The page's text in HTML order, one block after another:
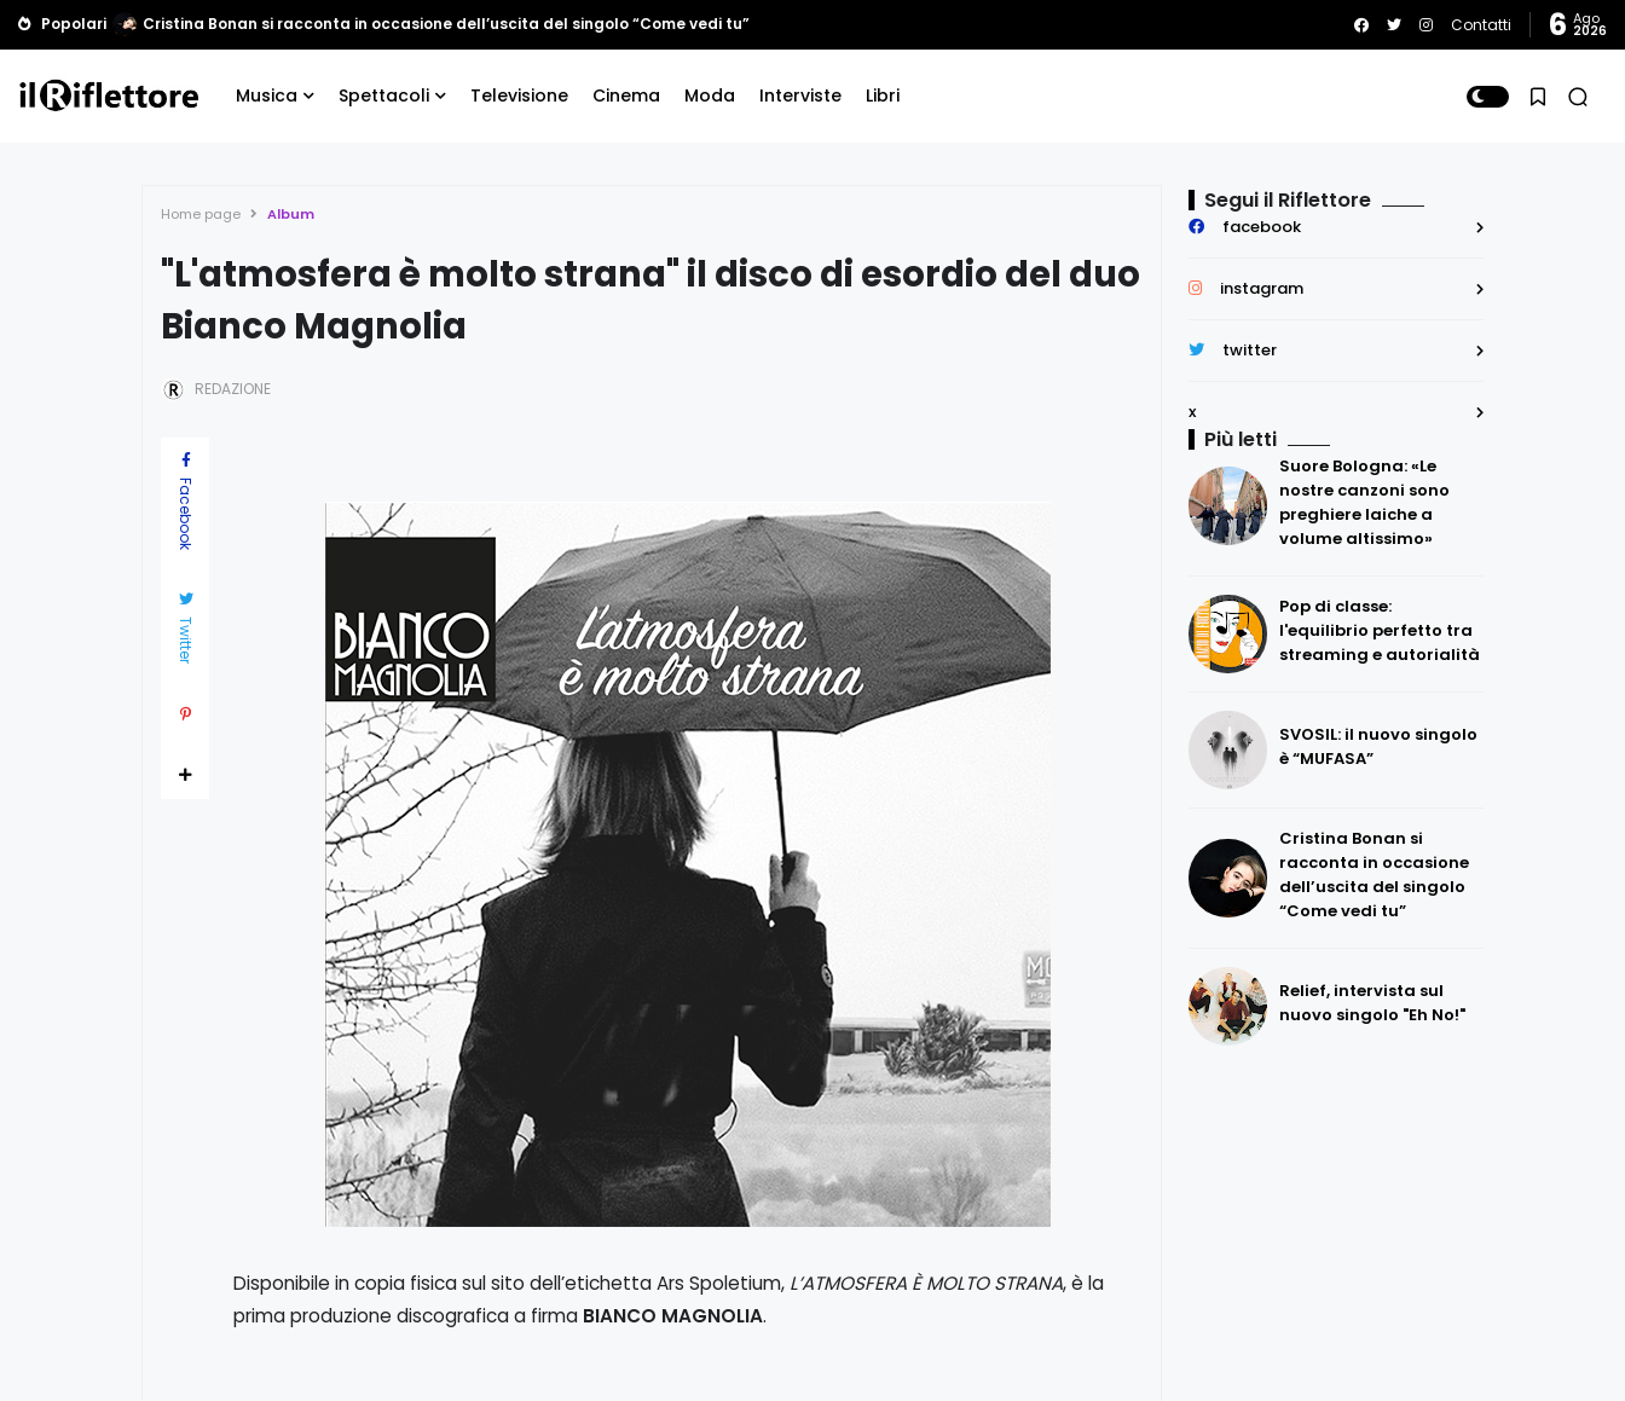
Popolari Cristina Bonan si racconta in occasione dell’uscita del singolo “Come vedi tu” Contatti 6 Ago
2026
Musica Spettacoli Televisione Cinema Moda Interviste Libri
Home page Album
"L'atmosfera è molto strana" il disco di esordio del duo
Bianco Magnolia
REDAZIONE
Disponibile in copia fisica sul sito dell’etichetta Ars Spoletium, L’ATMOSFERA È MOLTO STRANA, è la
prima produzione discografica a firma BIANCO MAGNOLIA.
Facebook
Twitter
Segui il Riflettore
facebook
instagram
twitter
x
Più letti
Suore Bologna: «Le
nostre canzoni sono
preghiere laiche a
volume altissimo»
Pop di classe:
l'equilibrio perfetto tra
streaming e autorialità
SVOSIL: il nuovo singolo
è “MUFASA”
Cristina Bonan si
racconta in occasione
dell’uscita del singolo
“Come vedi tu”
Relief, intervista sul
nuovo singolo "Eh No!"